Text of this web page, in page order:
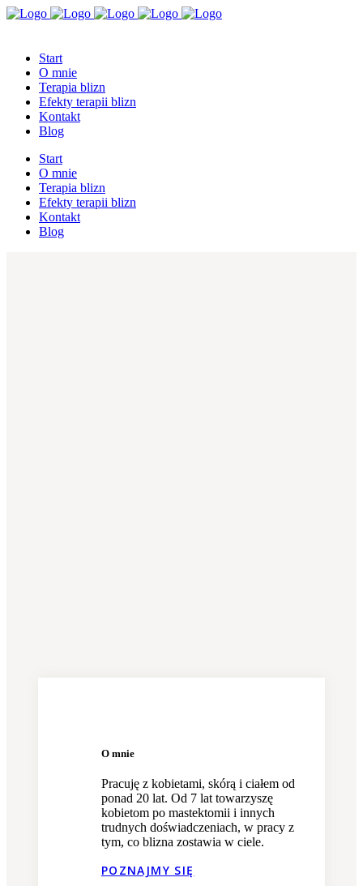
Start
O mnie
Terapia blizn
Efekty terapii blizn
Kontakt
Blog
Start
O mnie
Terapia blizn
Efekty terapii blizn
Kontakt
Blog
O mnie
Pracuję z kobietami, skórą i ciałem od
ponad 20 lat. Od 7 lat towarzyszę
kobietom po mastektomii i innych
trudnych doświadczeniach, w pracy z
tym, co blizna zostawia w ciele.
POZNAJMY SIĘ